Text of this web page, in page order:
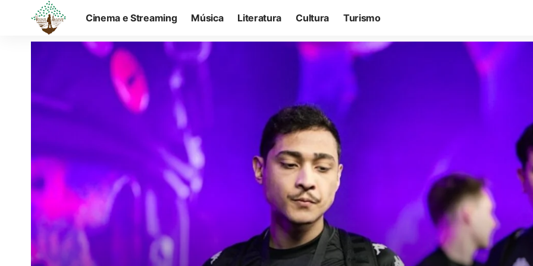
Cinema e Streaming Música Literatura Cultura Turismo